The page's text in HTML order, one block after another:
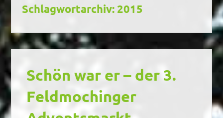
Schlagwortarchiv: 2015
Schön war er – der 3.
Feldmochinger